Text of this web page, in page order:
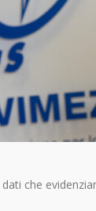
che